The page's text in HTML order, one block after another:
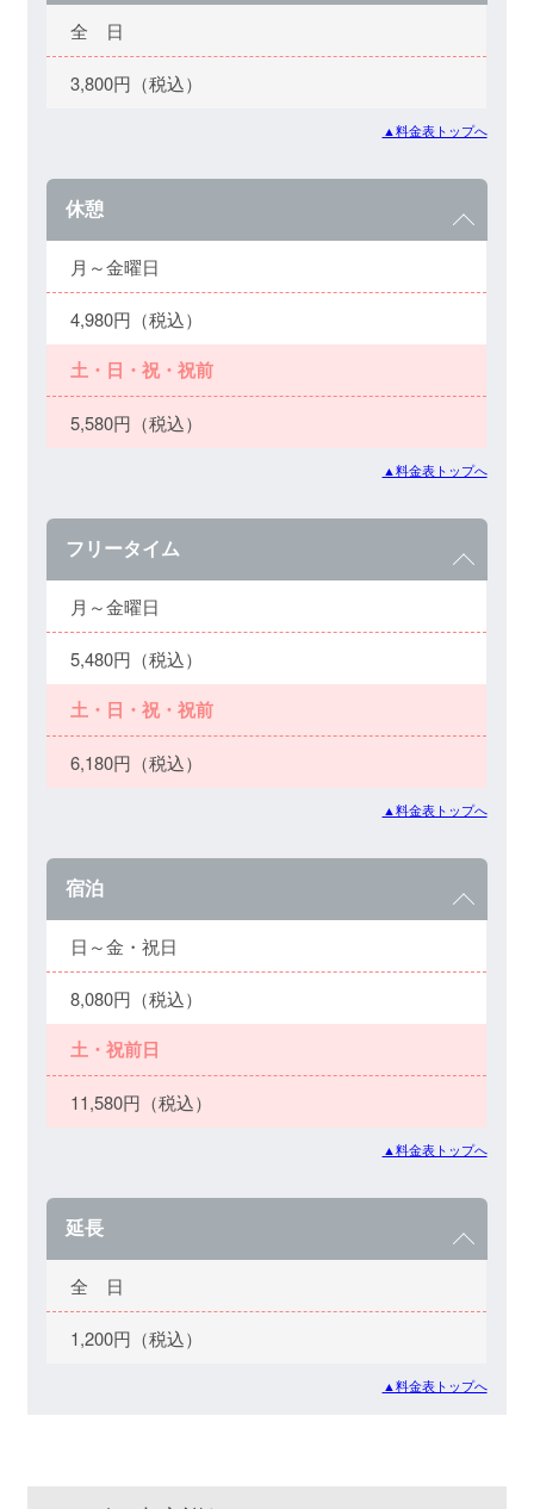
全 日
3,800円（税込）
▲料金表トップへ
休憩
月～金曜日
4,980円（税込）
土・日・祝・祝前
5,580円（税込）
▲料金表トップへ
フリータイム
月～金曜日
5,480円（税込）
土・日・祝・祝前
6,180円（税込）
▲料金表トップへ
宿泊
日～金・祝日
8,080円（税込）
土・祝前日
11,580円（税込）
▲料金表トップへ
延長
全 日
1,200円（税込）
▲料金表トップへ